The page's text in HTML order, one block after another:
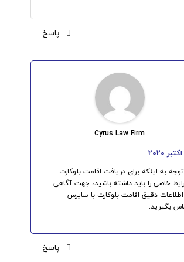
پاسخ
Cyrus Law Firm
توجه به اینکه برای دریافت اقامت بلوکارت
خاصی را باید داشته باشید، جهت آگاهی
اطلاعات دقیق اقامت بلوکارت با سایرس
بگیرید.
پاسخ